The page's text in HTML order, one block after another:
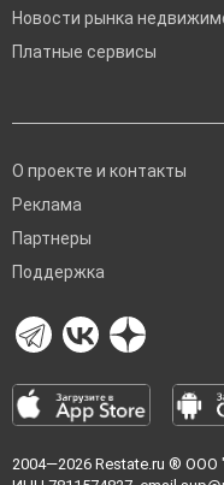
Новости рынка
Платные сервисы
О проекте и контакты
Реклама
Партнеры
Поддержка
2004—2026 Restate.ru ® ООО